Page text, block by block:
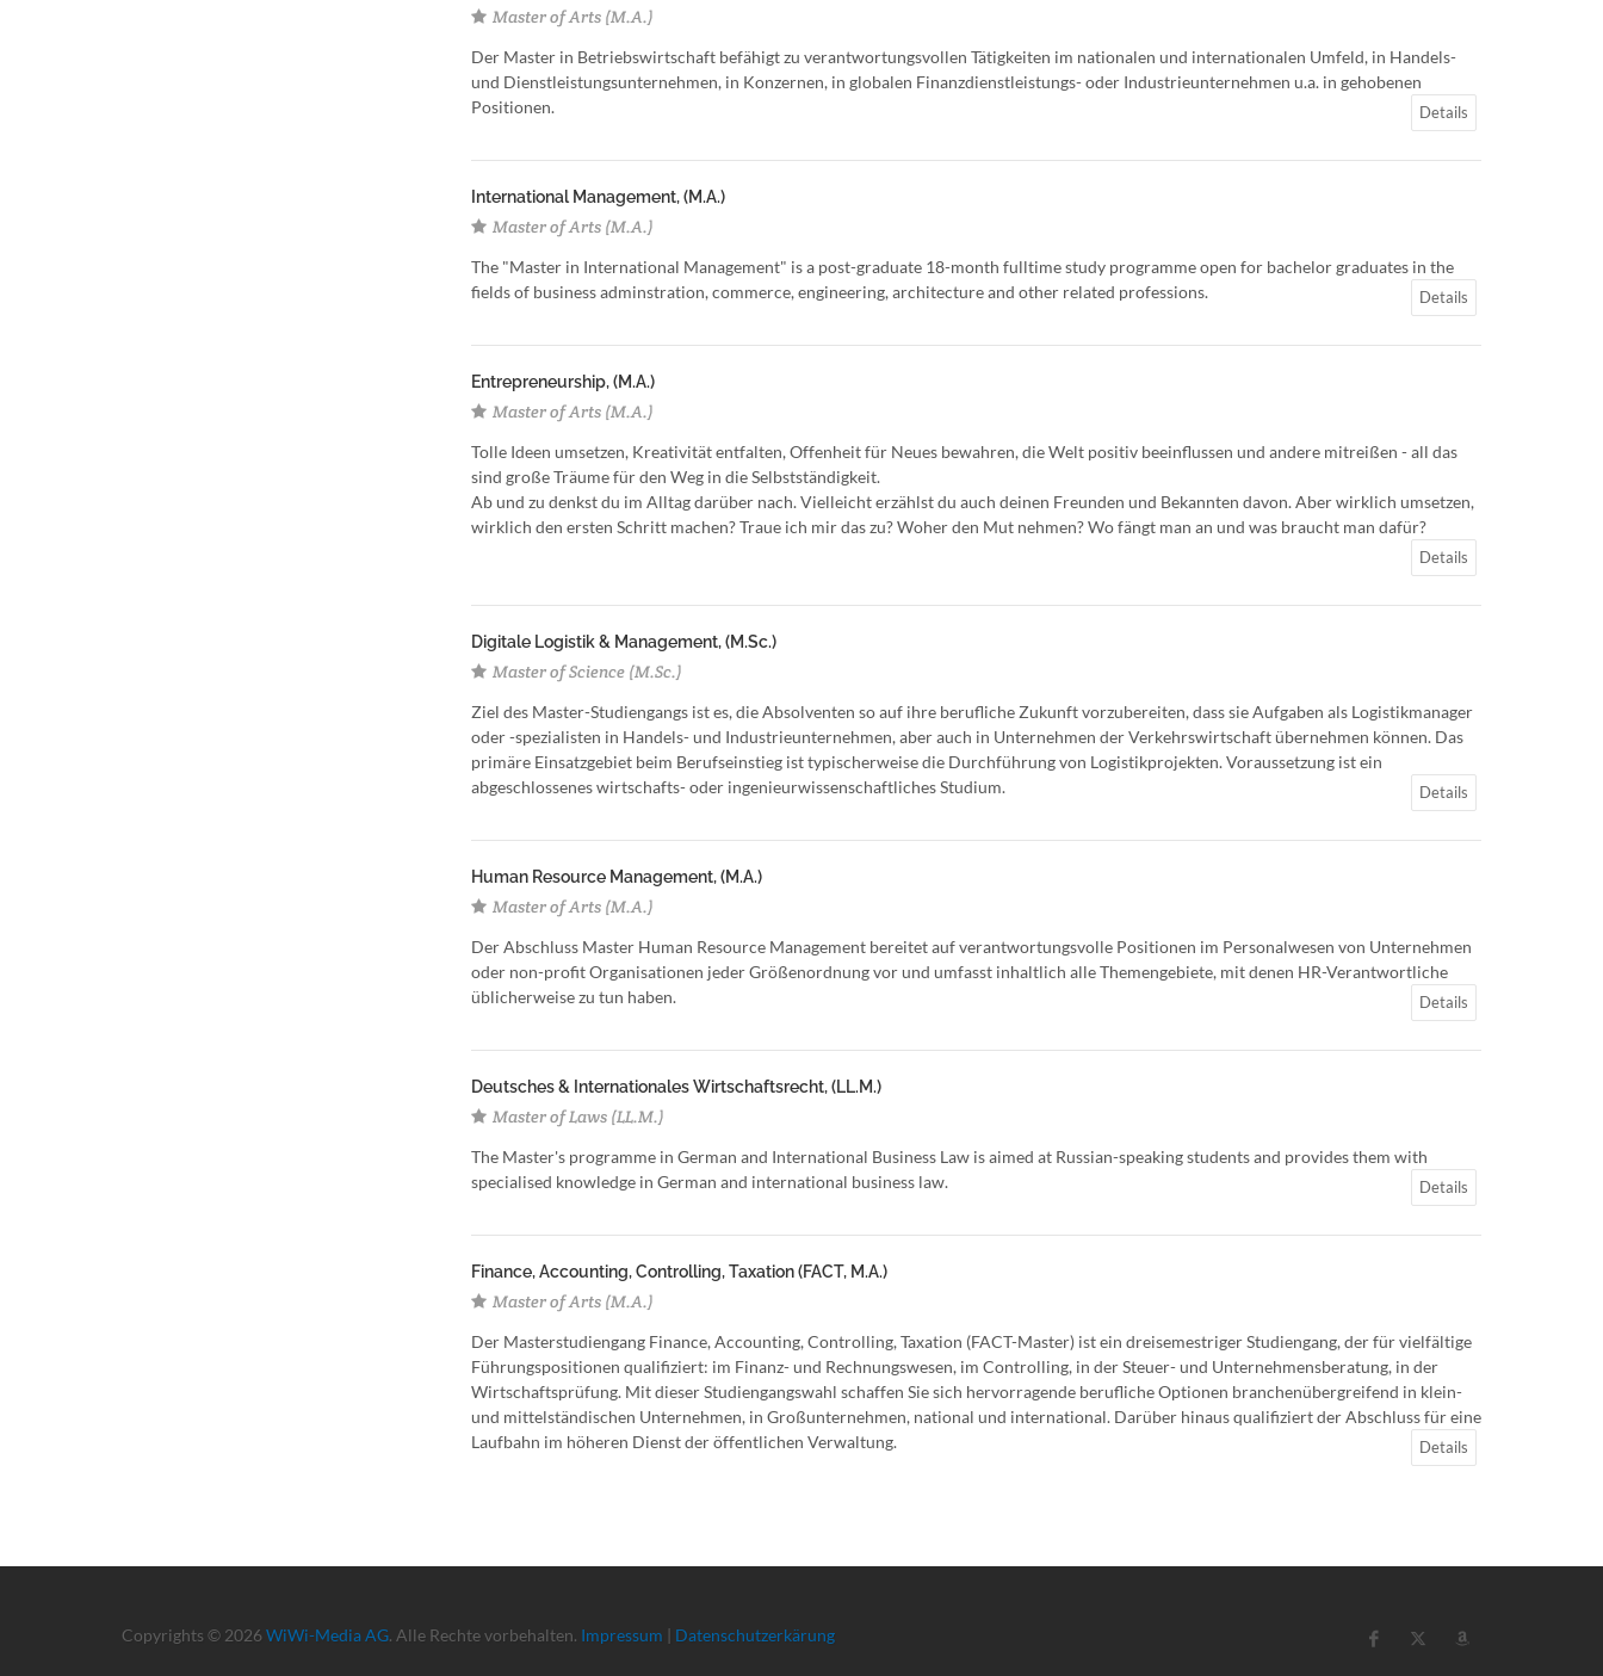
Master of Arts (M.A.)
Der Master in Betriebswirtschaft befähigt zu verantwortungsvollen Tätigkeiten im nationalen und internationalen Umfeld, in Handels-
und Dienstleistungsunternehmen, in Konzernen, in globalen Finanzdienstleistungs- oder Industrieunternehmen u.a. in gehobenen
Positionen.
Details
International Management, (M.A.)
Master of Arts (M.A.)
The "Master in International Management" is a post-graduate 18-month fulltime study programme open for bachelor graduates in the
fields of business adminstration, commerce, engineering, architecture and other related professions.
Details
Entrepreneurship, (M.A.)
Master of Arts (M.A.)
Tolle Ideen umsetzen, Kreativität entfalten, Offenheit für Neues bewahren, die Welt positiv beeinflussen und andere mitreißen - all das
sind große Träume für den Weg in die Selbstständigkeit.
Ab und zu denkst du im Alltag darüber nach. Vielleicht erzählst du auch deinen Freunden und Bekannten davon. Aber wirklich umsetzen,
wirklich den ersten Schritt machen? Traue ich mir das zu? Woher den Mut nehmen? Wo fängt man an und was braucht man dafür?
Details
Digitale Logistik & Management, (M.Sc.)
Master of Science (M.Sc.)
Ziel des Master-Studiengangs ist es, die Absolventen so auf ihre berufliche Zukunft vorzubereiten, dass sie Aufgaben als Logistikmanager
oder -spezialisten in Handels- und Industrieunternehmen, aber auch in Unternehmen der Verkehrswirtschaft übernehmen können. Das
primäre Einsatzgebiet beim Berufseinstieg ist typischerweise die Durchführung von Logistikprojekten. Voraussetzung ist ein
abgeschlossenes wirtschafts- oder ingenieurwissenschaftliches Studium.
Details
Human Resource Management, (M.A.)
Master of Arts (M.A.)
Der Abschluss Master Human Resource Management bereitet auf verantwortungsvolle Positionen im Personalwesen von Unternehmen
oder non-profit Organisationen jeder Größenordnung vor und umfasst inhaltlich alle Themengebiete, mit denen HR-Verantwortliche
üblicherweise zu tun haben.
Details
Deutsches & Internationales Wirtschaftsrecht, (LL.M.)
Master of Laws (LL.M.)
The Master's programme in German and International Business Law is aimed at Russian-speaking students and provides them with
specialised knowledge in German and international business law.
Details
Finance, Accounting, Controlling, Taxation (FACT, M.A.)
Master of Arts (M.A.)
Der Masterstudiengang Finance, Accounting, Controlling, Taxation (FACT-Master) ist ein dreisemestriger Studiengang, der für vielfältige
Führungspositionen qualifiziert: im Finanz- und Rechnungswesen, im Controlling, in der Steuer- und Unternehmensberatung, in der
Wirtschaftsprüfung. Mit dieser Studiengangswahl schaffen Sie sich hervorragende berufliche Optionen branchenübergreifend in klein-
und mittelständischen Unternehmen, in Großunternehmen, national und international. Darüber hinaus qualifiziert der Abschluss für eine
Laufbahn im höheren Dienst der öffentlichen Verwaltung.
Details
Copyrights © 2026 WiWi-Media AG. Alle Rechte vorbehalten. Impressum | Datenschutzerkärung